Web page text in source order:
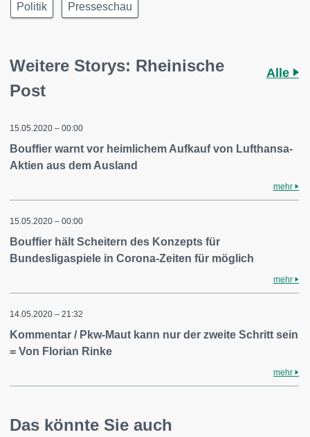
Politik Presseschau
Weitere Storys: Rheinische
Post
Alle
15.05.2020 – 00:00
Bouffier warnt vor heimlichem Aufkauf von Lufthansa-
Aktien aus dem Ausland
mehr
15.05.2020 – 00:00
Bouffier hält Scheitern des Konzepts für
Bundesligaspiele in Corona-Zeiten für möglich
mehr
14.05.2020 – 21:32
Kommentar / Pkw-Maut kann nur der zweite Schritt sein
= Von Florian Rinke
mehr
Das könnte Sie auch